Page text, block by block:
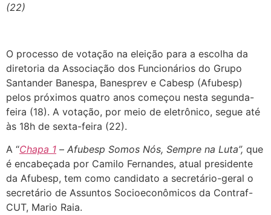
(22)
O processo de votação na eleição para a escolha da
diretoria da Associação dos Funcionários do Grupo
Santander Banespa, Banesprev e Cabesp (Afubesp)
pelos próximos quatro anos começou nesta segunda-
feira (18). A votação, por meio de eletrônico, segue até
às 18h de sexta-feira (22).
A “Chapa 1 – Afubesp Somos Nós, Sempre na Luta”, que
é encabeçada por Camilo Fernandes, atual presidente
da Afubesp, tem como candidato a secretário-geral o
secretário de Assuntos Socioeconômicos da Contraf-
CUT, Mario Raia.